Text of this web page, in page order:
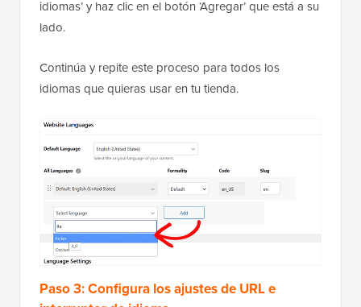
idiomas’ y haz clic en el botón ‘Agregar’ que está a su
lado.
Continúa y repite este proceso para todos los
idiomas que quieras usar en tu tienda.
Paso 3: Configura los ajustes de URL e